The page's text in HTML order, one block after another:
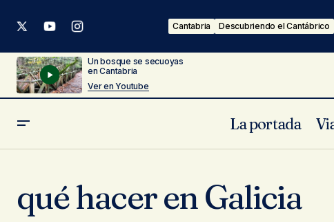
Cantabria Descubriendo el Cantábrico
Un bosque se secuoyas
en Cantabria
Ver en Youtube
La portada
qué hacer en Galicia